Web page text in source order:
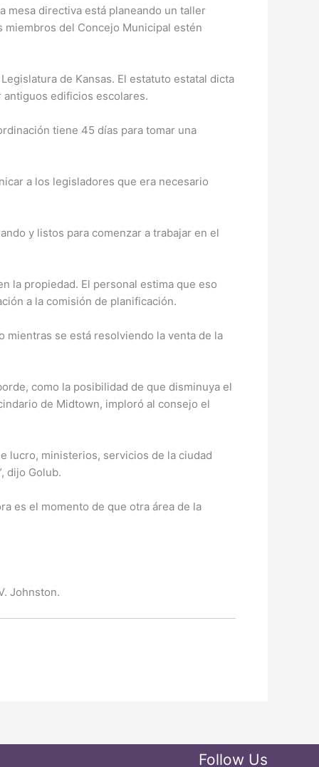
mesa directiva está planeando un taller
del Concejo Municipal estén
de Kansas. El estatuto estatal dicta
edificios escolares.
tiene 45 días para tomar una
a los legisladores que era necesario
y listos para comenzar a trabajar en el
la propiedad. El personal estima que eso
a la comisión de planificación.
se está resolviendo la venta de la
como la posibilidad de que disminuya el
de Midtown, imploró al consejo el
lucro, ministerios, servicios de la ciudad
dijo Golub.
es el momento de que otra área de la
Johnston.
Follow Us